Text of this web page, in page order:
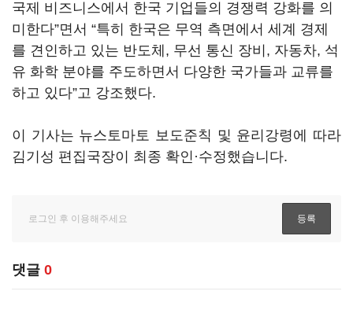
국제 비즈니스에서 한국 기업들의 경쟁력 강화를 의
미한다”면서 “특히 한국은 무역 측면에서 세계 경제
를 견인하고 있는 반도체, 무선 통신 장비, 자동차, 석
유 화학 분야를 주도하면서 다양한 국가들과 교류를
하고 있다”고 강조했다.
이 기사는 뉴스토마토 보도준칙 및 윤리강령에 따라
김기성 편집국장이 최종 확인·수정했습니다.
댓글 0